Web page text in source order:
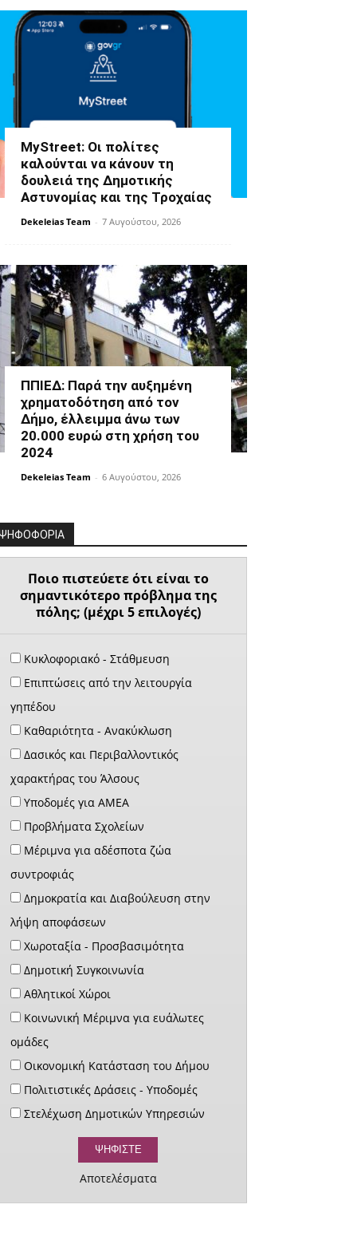
MyStreet: Οι πολίτες
καλούνται να κάνουν τη
δουλειά της Δημοτικής
Αστυνομίας και της Τροχαίας
Dekeleias Team - 7 Αυγούστου, 2026
ΠΠΙΕΔ: Παρά την αυξημένη
χρηματοδότηση από τον
Δήμο, έλλειμμα άνω των
20.000 ευρώ στη χρήση του
2024
Dekeleias Team - 6 Αυγούστου, 2026
Ποιο πιστεύετε ότι είναι το
σημαντικότερο πρόβλημα της
πόλης; (μέχρι 5 επιλογές)
Κυκλοφοριακό - Στάθμευση
Επιπτώσεις από την λειτουργία
γηπέδου
Καθαριότητα - Ανακύκλωση
Δασικός και Περιβαλλοντικός
χαρακτήρας του Άλσους
Υποδομές για ΑΜΕΑ
Προβλήματα Σχολείων
Μέριμνα για αδέσποτα ζώα
συντροφιάς
Δημοκρατία και Διαβούλευση στην
λήψη αποφάσεων
Χωροταξία - Προσβασιμότητα
Δημοτική Συγκοινωνία
Αθλητικοί Χώροι
Κοινωνική Μέριμνα για ευάλωτες
ομάδες
Οικονομική Κατάσταση του Δήμου
Πολιτιστικές Δράσεις - Υποδομές
Στελέχωση Δημοτικών Υπηρεσιών
Αποτελέσματα